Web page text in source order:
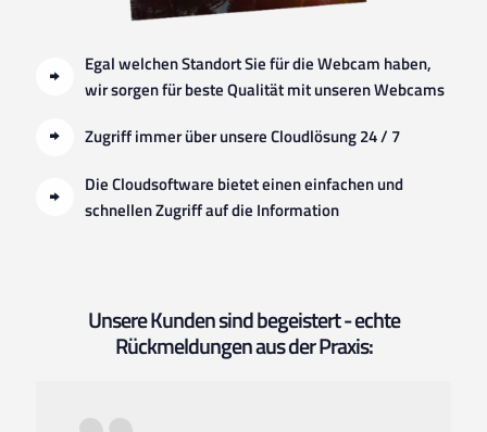
Egal welchen Standort Sie für die Webcam haben,
wir sorgen für beste Qualität mit unseren Webcams
Zugriff immer über unsere Cloudlösung 24 / 7
Die Cloudsoftware bietet einen einfachen und
schnellen Zugriff auf die Information
Unsere Kunden sind begeistert - echte
Rückmeldungen aus der Praxis: